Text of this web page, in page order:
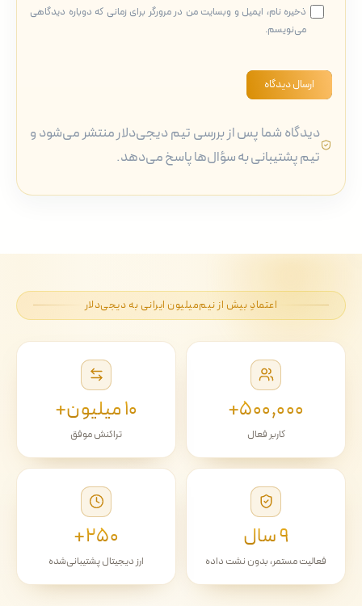
ذخیره نام، ایمیل و وبسایت من در مرورگر برای زمانی که دوباره دیدگاهی
می‌نویسم.
ارسال دیدگاه
دیدگاه شما پس از بررسی تیم دیجی‌دلار منتشر می‌شود و
تیم پشتیبانی به سؤال‌ها پاسخ می‌دهد.
اعتمادِ بیش از نیم‌میلیون ایرانی به دیجی‌دلار
۵۰۰٬۰۰۰+
کاربر فعال
۱۰ میلیون+
تراکنش موفق
۹ سال
فعالیت مستمر، بدون نشت داده
۲۵۰+
ارز دیجیتال پشتیبانی‌شده